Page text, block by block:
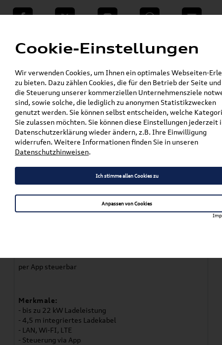
teilen Twitter Instagram WhatsApp E-Mail
VW Shop - VW Originalteile und Zubehör »
% Sale »
VW Charger Connect 2 Wallbox 22 kW mit 4,5
m Z 467950 111
VW Charger Connect 2
Wallbox 22 kW mit 4,5 m Z
467950 111
Artikelbeschreibung
per App steuerbar
Merkmale:
- bis zu 22 kW Ladeleistung
- 4,5 m integriertes Ladekabel
- LAN, Wi-FI, LTE
- Steuerung via App
Cookie-Einstellungen
Wir verwenden Cookies, um Ihnen ein optimales Webseiten-
zu bieten. Dazu zählen Cookies, die für den Betrieb der Seite
die Steuerung unserer kommerziellen Unternehmensziele
sind, sowie solche, die lediglich zu anonymen Statistikzwecken
genutzt werden. Sie können selbst entscheiden, welche
Sie zulassen möchten. Sie können diese Einstellungen jederzeit
Datenschutzerklärung wieder ändern, z.B. Ihre Einwilligung
widerrufen. Weitere Informationen finden Sie in unseren
Datenschutzhinweisen.
Ich stimme allen Cookies zu
Anpassen von Cookies